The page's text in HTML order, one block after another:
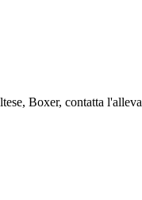
Boxer, contatta